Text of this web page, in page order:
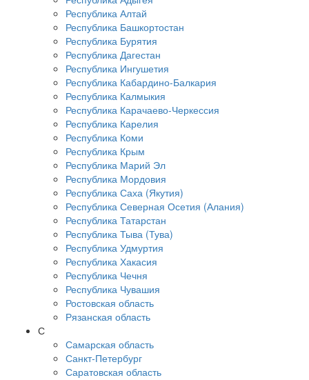
Республика Алтай
Республика Башкортостан
Республика Бурятия
Республика Дагестан
Республика Ингушетия
Республика Кабардино-Балкария
Республика Калмыкия
Республика Карачаево-Черкессия
Республика Карелия
Республика Коми
Республика Крым
Республика Марий Эл
Республика Мордовия
Республика Саха (Якутия)
Республика Северная Осетия (Алания)
Республика Татарстан
Республика Тыва (Тува)
Республика Удмуртия
Республика Хакасия
Республика Чечня
Республика Чувашия
Ростовская область
Рязанская область
С
Самарская область
Санкт-Петербург
Саратовская область